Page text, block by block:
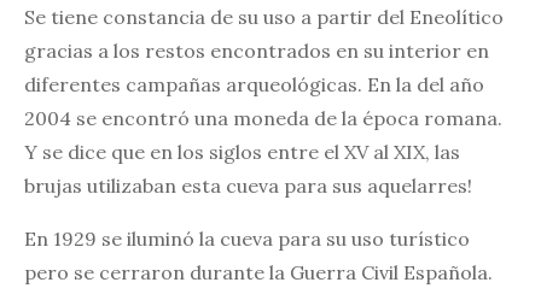
Se tiene constancia de su uso a partir del Eneolítico
gracias a los restos encontrados en su interior en
diferentes campañas arqueológicas. En la del año
2004 se encontró una moneda de la época romana.
Y se dice que en los siglos entre el XV al XIX, las
brujas utilizaban esta cueva para sus aquelarres!
En 1929 se iluminó la cueva para su uso turístico
pero se cerraron durante la Guerra Civil Española.